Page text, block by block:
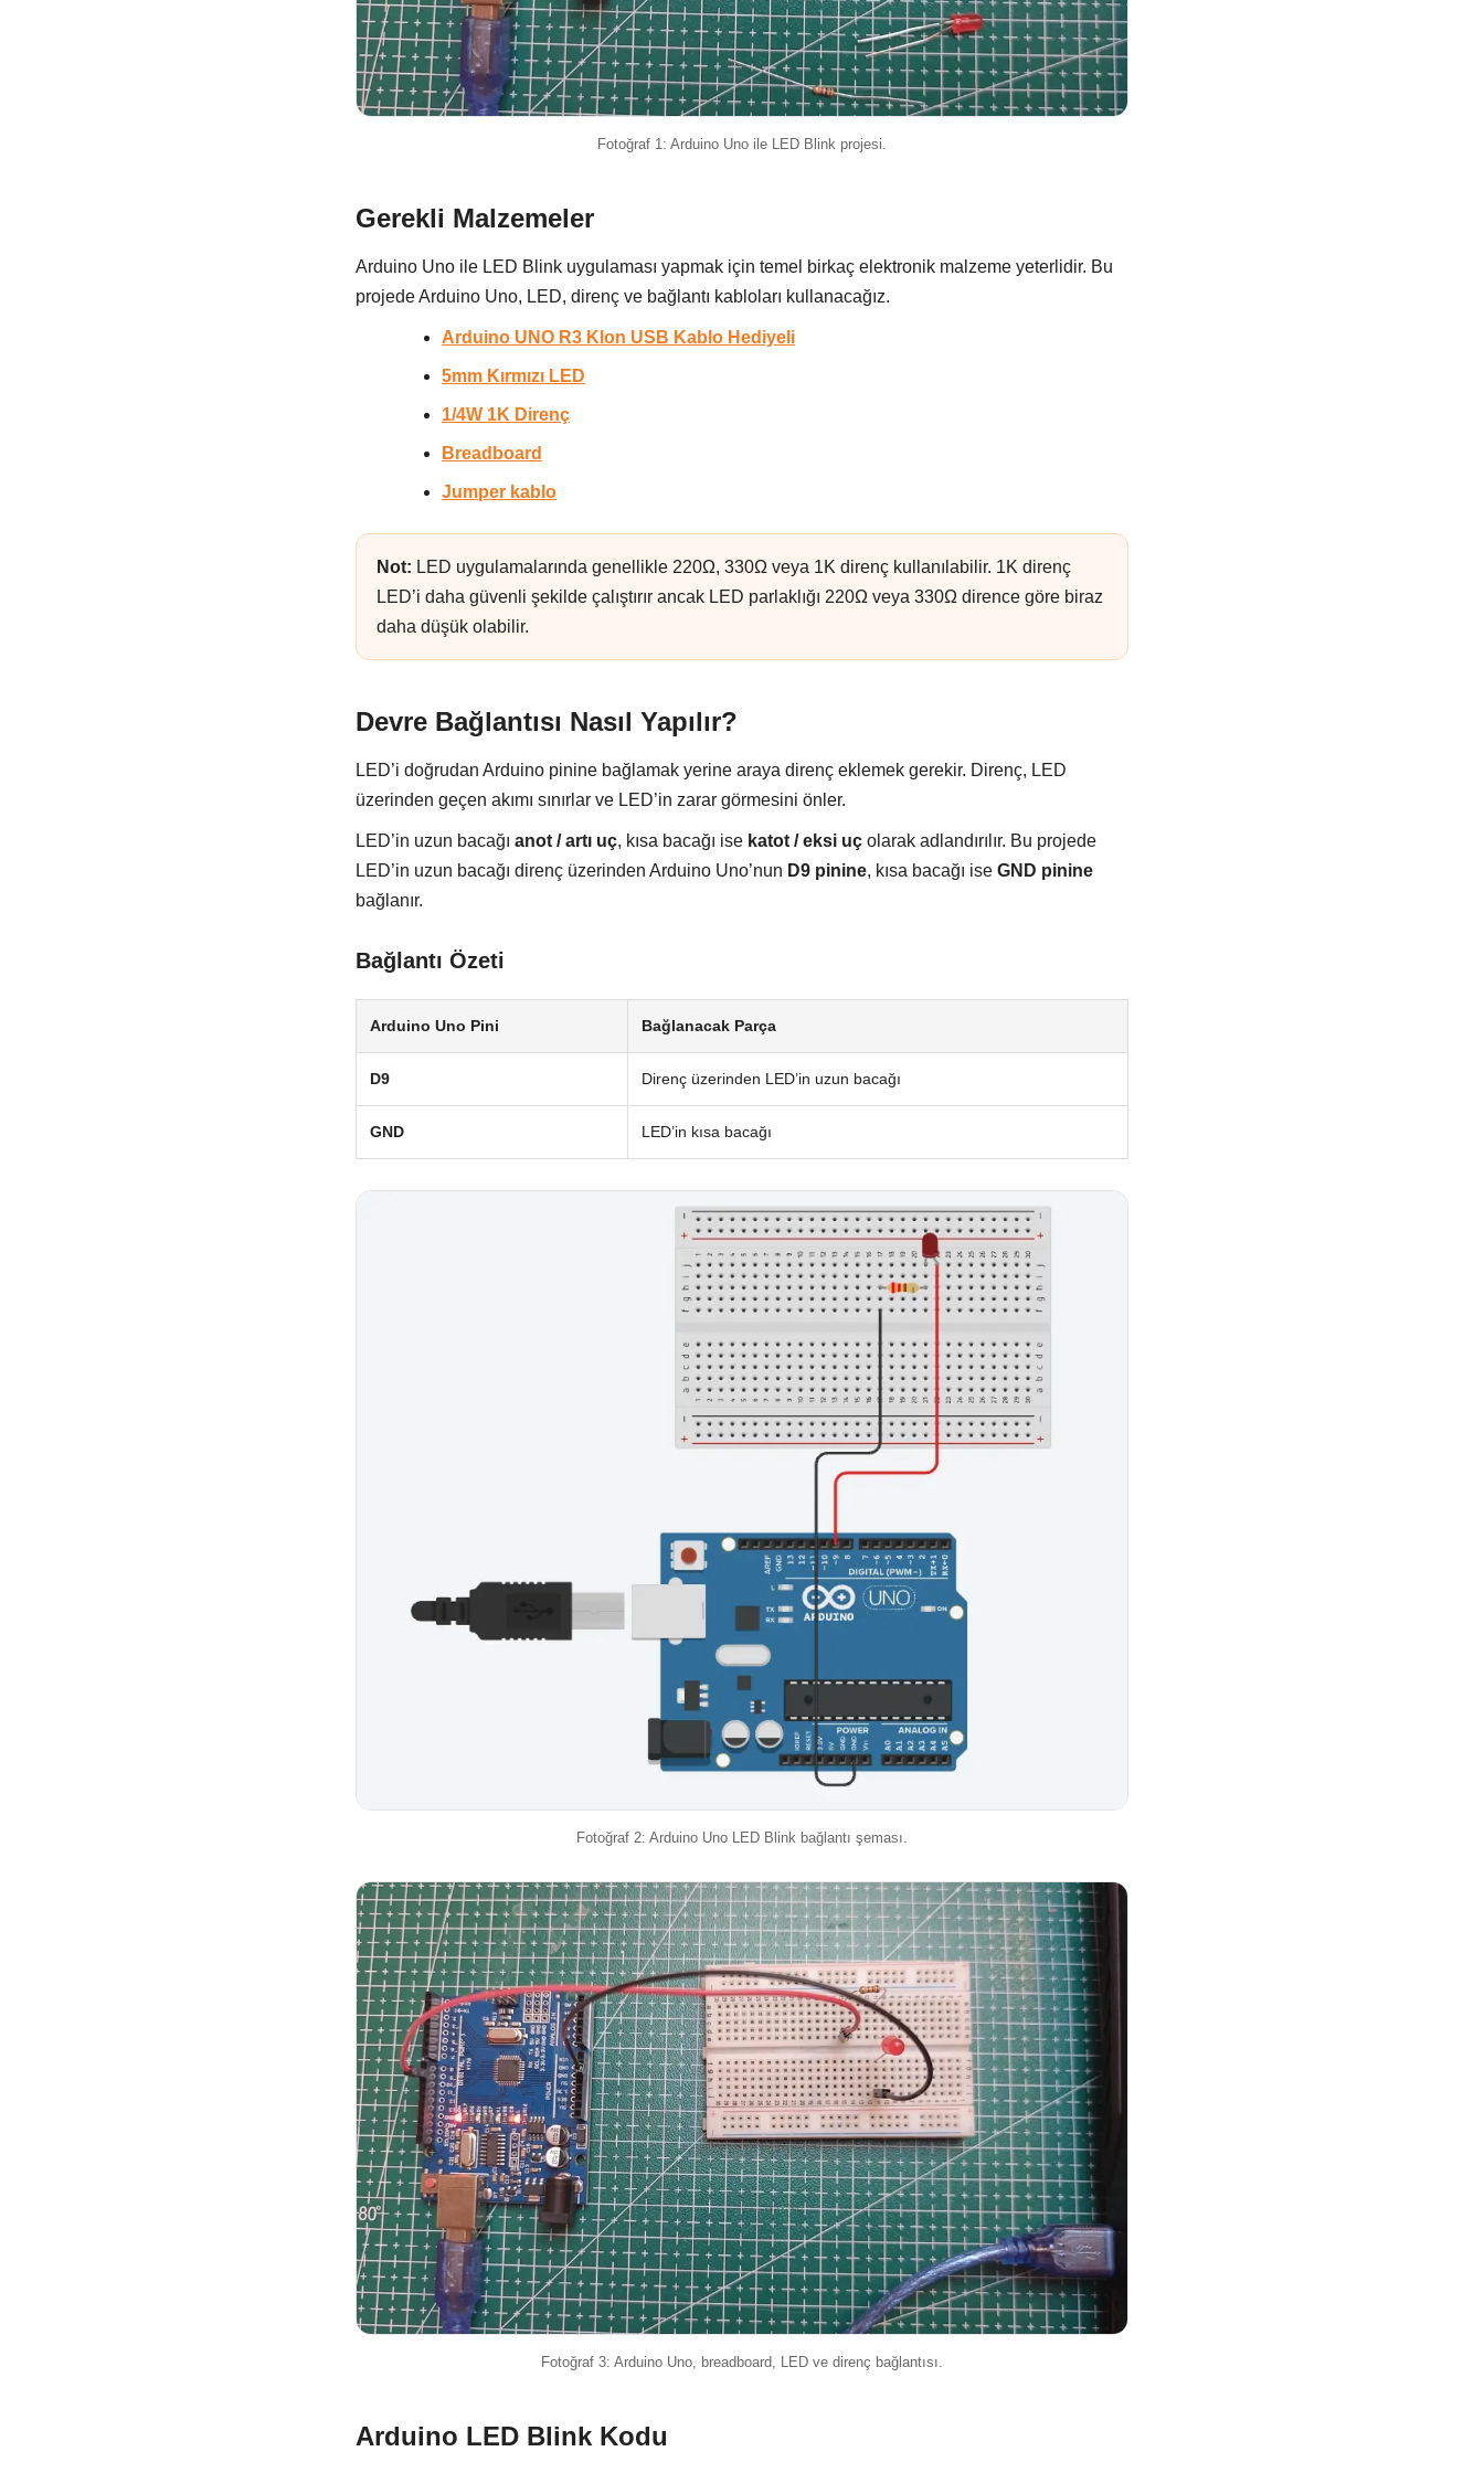
Fotoğraf 1: Arduino Uno ile LED Blink projesi.
Gerekli Malzemeler
Arduino Uno ile LED Blink uygulaması yapmak için temel birkaç elektronik malzeme yeterlidir. Bu
projede Arduino Uno, LED, direnç ve bağlantı kabloları kullanacağız.
Arduino UNO R3 Klon USB Kablo Hediyeli
5mm Kırmızı LED
1/4W 1K Direnç
Breadboard
Jumper kablo
Not: LED uygulamalarında genellikle 220Ω, 330Ω veya 1K direnç kullanılabilir. 1K direnç
LED’i daha güvenli şekilde çalıştırır ancak LED parlaklığı 220Ω veya 330Ω dirence göre biraz
daha düşük olabilir.
Devre Bağlantısı Nasıl Yapılır?
LED’i doğrudan Arduino pinine bağlamak yerine araya direnç eklemek gerekir. Direnç, LED
üzerinden geçen akımı sınırlar ve LED’in zarar görmesini önler.
LED’in uzun bacağı anot / artı uç, kısa bacağı ise katot / eksi uç olarak adlandırılır. Bu projede
LED’in uzun bacağı direnç üzerinden Arduino Uno’nun D9 pinine, kısa bacağı ise GND pinine
bağlanır.
Bağlantı Özeti
Arduino Uno Pini Bağlanacak Parça
D9 Direnç üzerinden LED’in uzun bacağı
GND LED’in kısa bacağı
Fotoğraf 2: Arduino Uno LED Blink bağlantı şeması.
Fotoğraf 3: Arduino Uno, breadboard, LED ve direnç bağlantısı.
Arduino LED Blink Kodu